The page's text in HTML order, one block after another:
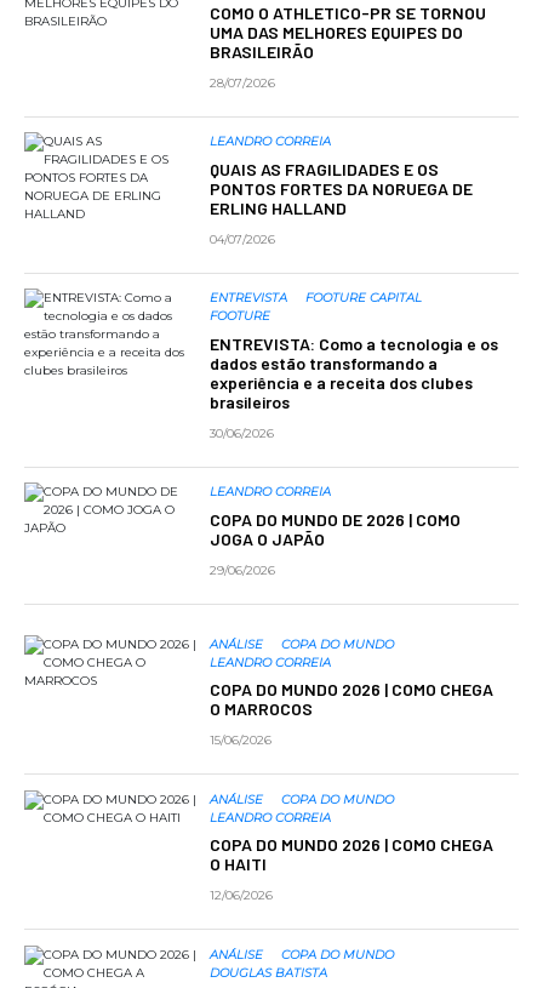
COMO O ATHLETICO-PR SE TORNOU
UMA DAS MELHORES EQUIPES DO
BRASILEIRÃO
28/07/2026
LEANDRO CORREIA
QUAIS AS FRAGILIDADES E OS
PONTOS FORTES DA NORUEGA DE
ERLING HALLAND
04/07/2026
ENTREVISTA
FOOTURE CAPITAL
FOOTURE
ENTREVISTA: Como a tecnologia e os
dados estão transformando a
experiência e a receita dos clubes
brasileiros
30/06/2026
LEANDRO CORREIA
COPA DO MUNDO DE 2026 | COMO
JOGA O JAPÃO
29/06/2026
ANÁLISE
COPA DO MUNDO
LEANDRO CORREIA
COPA DO MUNDO 2026 | COMO CHEGA
O MARROCOS
15/06/2026
ANÁLISE
COPA DO MUNDO
LEANDRO CORREIA
COPA DO MUNDO 2026 | COMO CHEGA
O HAITI
12/06/2026
ANÁLISE
COPA DO MUNDO
DOUGLAS BATISTA